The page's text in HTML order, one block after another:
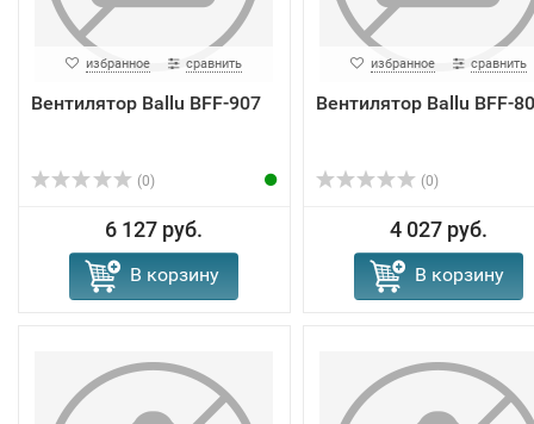
избранное сравнить
Вентилятор Ballu BFF-907
(0)
6 127 руб.
В корзину
избранное сравнить
Вентилятор Ballu BFF-
(0)
4 027 руб.
В корзину